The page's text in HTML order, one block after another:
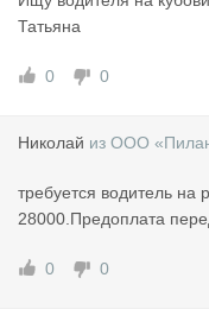
Татьяна
0 0
Николай из ООО
требуется водитель
28000.Предоплата
0 0